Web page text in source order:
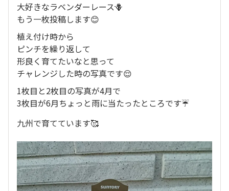
大好きなラベンダーレース🪻
もう一枚投稿します😊
植え付け時から
ピンチを繰り返して
形良く育てたいなと思って
チャレンジした時の写真です😌
1枚目と2枚目の写真が4月で
3枚目が6月ちょっと雨に当たったところです☔️
九州で育てています🥰